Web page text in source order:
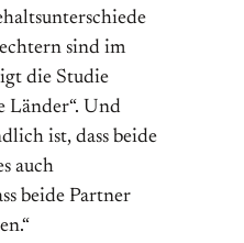
sind im
die Studie
Länder“. Und
ist, dass beide
auch
beide Partner